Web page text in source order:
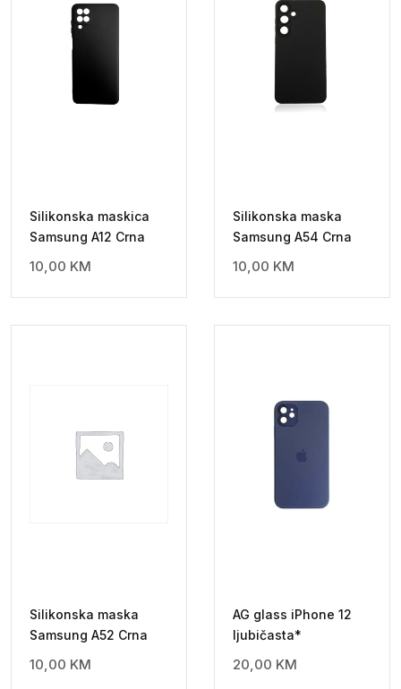
Silikonska maskica
Samsung A12 Crna
10,00 KM
Silikonska maska
Samsung A54 Crna
10,00 KM
Silikonska maska
Samsung A52 Crna
10,00 KM
AG glass iPhone 12
ljubičasta*
20,00 KM